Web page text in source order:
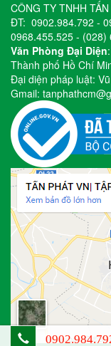
CÔNG TY TNHH
ĐT: 0902.984.792 -
0968.455.525 - (028)
Văn Phòng Đại Diện
Thành phố Hồ Chí
Đại diện pháp luật:
Gmail: